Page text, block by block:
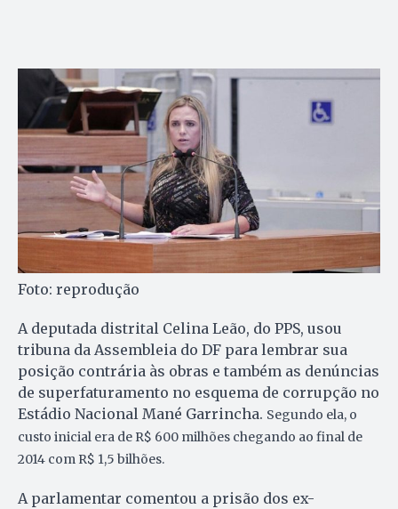
Foto: reprodução
A deputada distrital Celina Leão, do PPS, usou
tribuna da Assembleia do DF para lembrar sua
posição contrária às obras e também as denúncias
de superfaturamento no esquema de corrupção no
Estádio Nacional Mané Garrincha. Segundo ela, o
custo inicial era de R$ 600 milhões chegando ao final de
2014 com R$ 1,5 bilhões.
A parlamentar comentou a prisão dos ex-